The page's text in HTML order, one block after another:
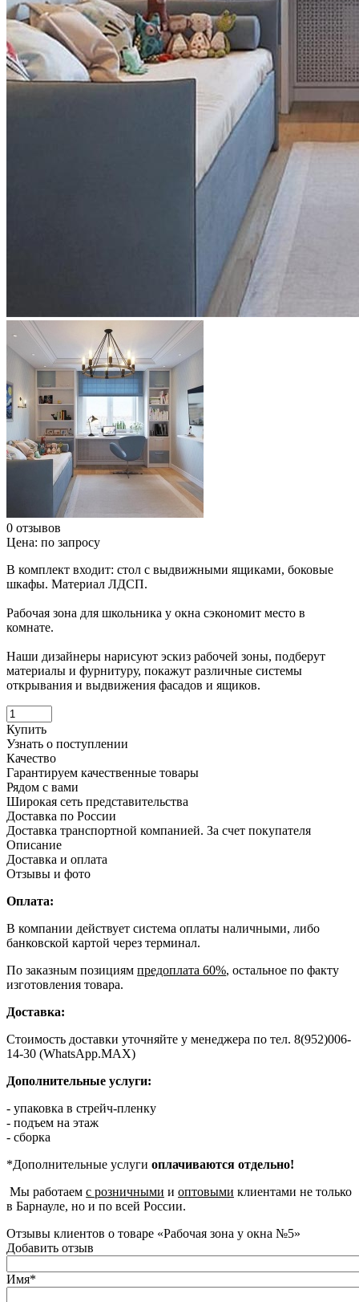
0 отзывов
Цена: по запросу
В комплект входит: стол с выдвижными ящиками, боковые
шкафы. Материал ЛДСП.
Рабочая зона для школьника у окна сэкономит место в
комнате.
Наши дизайнеры нарисуют эскиз рабочей зоны, подберут
материалы и фурнитуру, покажут различные системы
открывания и выдвижения фасадов и ящиков.
Купить
Узнать о поступлении
Качество
Гарантируем качественные товары
Рядом с вами
Широкая сеть представительства
Доставка по России
Доставка транспортной компанией. За счет покупателя
Описание
Доставка и оплата
Отзывы и фото
Оплата:
В компании действует система оплаты наличными, либо
банковской картой через терминал.
По заказным позициям предоплата 60%, остальное по факту
изготовления товара.
Доставка:
Стоимость доставки уточняйте у менеджера по тел. 8(952)006-
14-30 (WhatsApp.MAX)
Дополнительные услуги:
- упаковка в стрейч-пленку
- подъем на этаж
- сборка
*Дополнительные услуги оплачиваются отдельно!
Мы работаем с розничными и оптовыми клиентами не только
в Барнауле, но и по всей России.
Отзывы клиентов о товаре «Рабочая зона у окна №5»
Добавить отзыв
Имя*